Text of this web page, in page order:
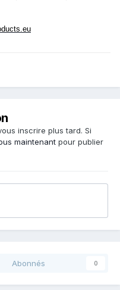
inscrire plus tard. Si
maintenant pour publier
Abonnés 0